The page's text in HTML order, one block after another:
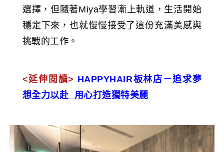
選擇，但隨著Miya學習漸上軌道，生活開始
穩定下來，也就慢慢接受了這份充滿美感與
挑戰的工作。
<延伸閱讀> HAPPYHAIR板林店－追求夢
想全力以赴 用心打造獨特美麗